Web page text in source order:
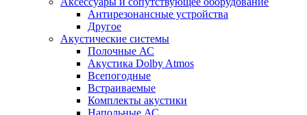
Антирезонансные устройства
Другое
Акустические системы
Полочные АС
Акустика Dolby Atmos
Всепогодные
Встраиваемые
Комплекты акустики
Напольные АС